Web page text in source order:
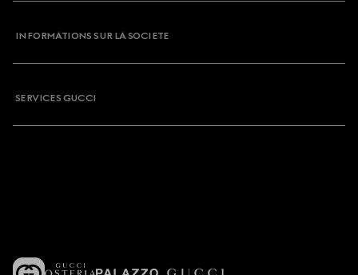
INFORMATIONS SUR LA SOCIETE
SERVICES GUCCI